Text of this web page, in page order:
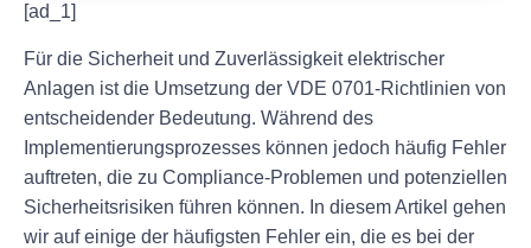
[ad_1]
Für die Sicherheit und Zuverlässigkeit elektrischer
Anlagen ist die Umsetzung der VDE 0701-Richtlinien von
entscheidender Bedeutung. Während des
Implementierungsprozesses können jedoch häufig Fehler
auftreten, die zu Compliance-Problemen und potenziellen
Sicherheitsrisiken führen können. In diesem Artikel gehen
wir auf einige der häufigsten Fehler ein, die es bei der